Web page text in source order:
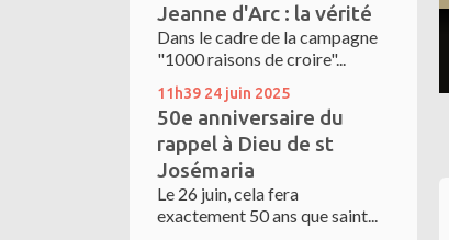
Jeanne d'Arc : la vérité
Dans le cadre de la campagne
"1000 raisons de croire"...
11h39 24 juin 2025
50e anniversaire du
rappel à Dieu de st
Josémaria
Le 26 juin, cela fera
exactement 50 ans que saint...